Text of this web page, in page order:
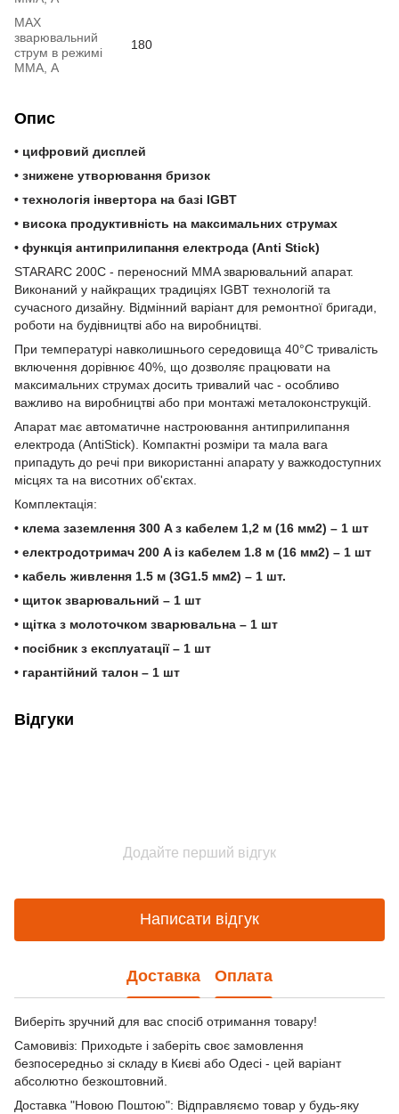
MAX
зварювальний
струм в режимі
ММА, А
180
Опис
• цифровий дисплей
• знижене утворювання бризок
• технологія інвертора на базі IGBT
• висока продуктивність на максимальних струмах
• функція антиприлипання електрода (Anti Stick)
STARARC 200С - переносний MMA зварювальний апарат.
Виконаний у найкращих традиціях IGBT технологій та
сучасного дизайну. Відмінний варіант для ремонтної бригади,
роботи на будівництві або на виробництві.
При температурі навколишнього середовища 40°С тривалість
включення дорівнює 40%, що дозволяє працювати на
максимальних струмах досить тривалий час - особливо
важливо на виробництві або при монтажі металоконструкцій.
Апарат має автоматичне настроювання антиприлипання
електрода (AntiStick). Компактні розміри та мала вага
припадуть до речі при використанні апарату у важкодоступних
місцях та на висотних об'єктах.
Комплектація:
• клема заземлення 300 A з кабелем 1,2 м (16 мм2) – 1 шт
• електродотримач 200 A із кабелем 1.8 м (16 мм2) – 1 шт
• кабель живлення 1.5 м (3G1.5 мм2) – 1 шт.
• щиток зварювальний – 1 шт
• щітка з молоточком зварювальна – 1 шт
• посібник з експлуатації – 1 шт
• гарантійний талон – 1 шт
Відгуки
Додайте перший відгук
Написати відгук
Доставка Оплата
Виберіть зручний для вас спосіб отримання товару!
Самовивіз: Приходьте і заберіть своє замовлення
безпосередньо зі складу в Києві або Одесі - цей варіант
абсолютно безкоштовний.
Доставка "Новою Поштою": Відправляємо товар у будь-яку